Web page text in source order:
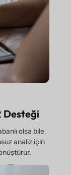
Desteği
olsa bile,
analiz için